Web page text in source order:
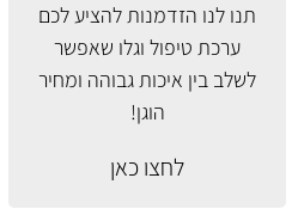
תנו לנו הזדמנות להציע לכם
ערכת טיפול וגלו שאפשר
לשלב בין איכות גבוהה ומחיר
הוגן!
לחצו כאן